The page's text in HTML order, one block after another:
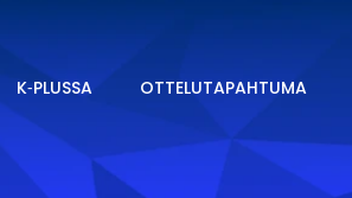
K‑PLUSSA OTTELUTAPAHTUMA